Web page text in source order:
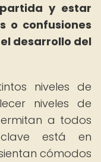
y estar
o confusiones
desarrollo del
niveles de
niveles de
a todos
está en
cómodos